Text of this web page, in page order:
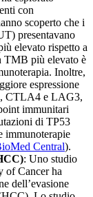
con
scoperto che i
presentavano
elevato rispetto a
TMB più elevato è
Inoltre,
espressione
CTLA4 e LAG3,
immunitari
di TP53
immunoterapie
Central)​.
: Uno studio
of Cancer ha
dell’evasione